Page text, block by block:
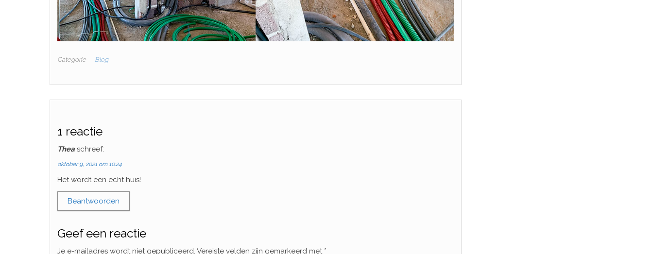
Categorie Blog
1 reactie
Thea schreef:
oktober 9, 2021 om 10:24
Het wordt een echt huis!
Beantwoorden
Geef een reactie
Je e-mailadres wordt niet gepubliceerd. Vereiste velden zijn gemarkeerd met *